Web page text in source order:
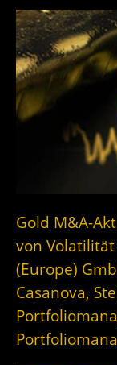
Gold M&A-
von Volatilität
(Europe) Gmb
Casanova,